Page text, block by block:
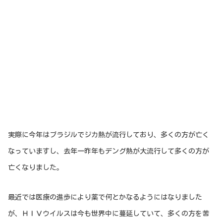
実際に今年はブラジルでジカ熱が流行しており、多くの方が亡く
なっていますし、去年一昨年もデング熱が大流行して多くの方が
亡くなりました。
最近では医療の進歩により薬で何とかなるようにはなりました
が、ＨＩＶウイルスは今も世界中に蔓延していて、多くの方を苦